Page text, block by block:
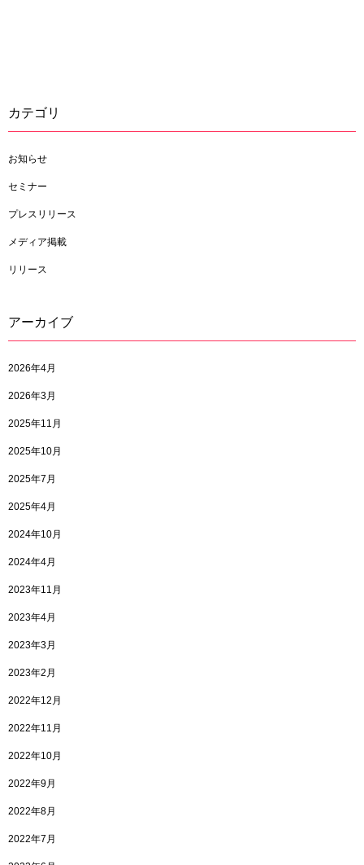
カテゴリ
お知らせ
セミナー
プレスリリース
メディア掲載
リリース
アーカイブ
2026年4月
2026年3月
2025年11月
2025年10月
2025年7月
2025年4月
2024年10月
2024年4月
2023年11月
2023年4月
2023年3月
2023年2月
2022年12月
2022年11月
2022年10月
2022年9月
2022年8月
2022年7月